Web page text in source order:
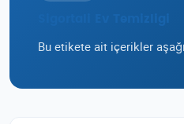
Bu etikete ait içerikler